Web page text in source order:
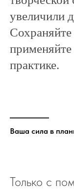
увеличили
практике.
Ваша сила в
Только с